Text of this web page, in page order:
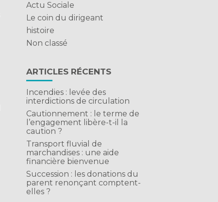
Actu Sociale
Le coin du dirigeant
histoire
Non classé
ARTICLES RÉCENTS
Incendies : levée des
interdictions de circulation
Cautionnement : le terme de
l’engagement libère-t-il la
caution ?
Transport fluvial de
marchandises : une aide
financière bienvenue
Succession : les donations du
parent renonçant comptent-
elles ?